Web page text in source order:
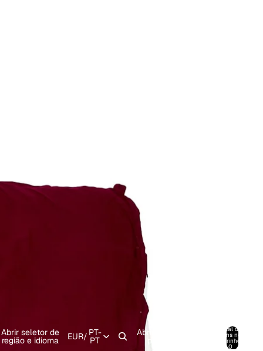
Abrir seletor de
região e idioma EUR/ PT-
PT
Abrir modal de Total de
itens no
carrinho:
0